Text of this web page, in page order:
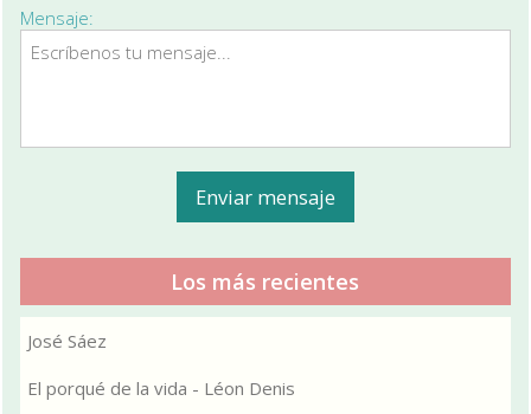
Mensaje:
Los más recientes
José Sáez
El porqué de la vida - Léon Denis